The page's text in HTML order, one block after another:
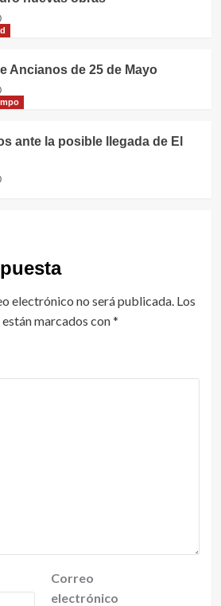
Ancianos de 25 de Mayo
ante la posible llegada de El
electrónico no será publicada. Los
marcados con*
Correo
electrónico